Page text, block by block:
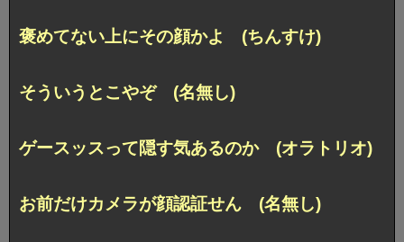
褒めてない上にその顔かよ (ちんすけ)
そういうとこやぞ (名無し)
ゲースッスって隠す気あるのか (オラトリオ)
お前だけカメラが顔認証せん (名無し)